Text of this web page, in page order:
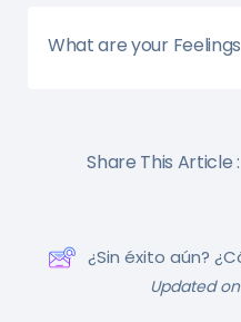
What are your Feelings
Share This Article :
¿Sin éxito aún?
Updated